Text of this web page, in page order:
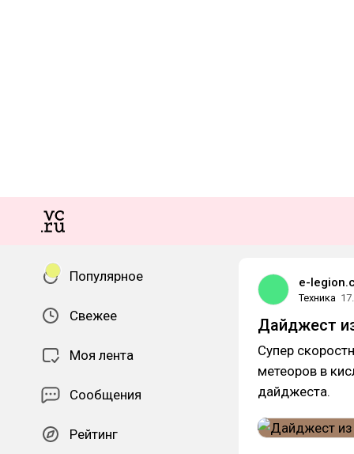
Популярное
Свежее
Моя лента
Сообщения
Рейтинг
e-
Техника
Дайджест
Супер
метеоров в
дайджеста.